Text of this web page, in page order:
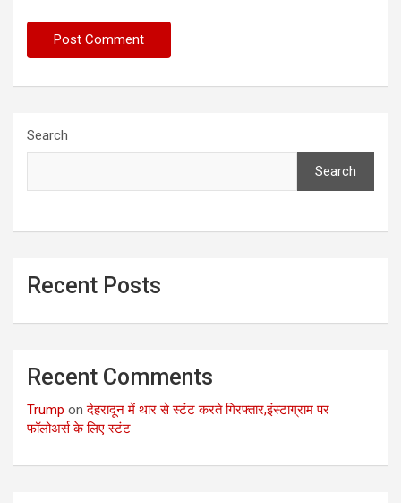
Search
Search
Recent Posts
Recent Comments
Trump onदेहरादून में थार से स्टंट करते गिरफ्तार,इंस्टाग्राम पर
फॉलोअर्स के लिए स्टंट